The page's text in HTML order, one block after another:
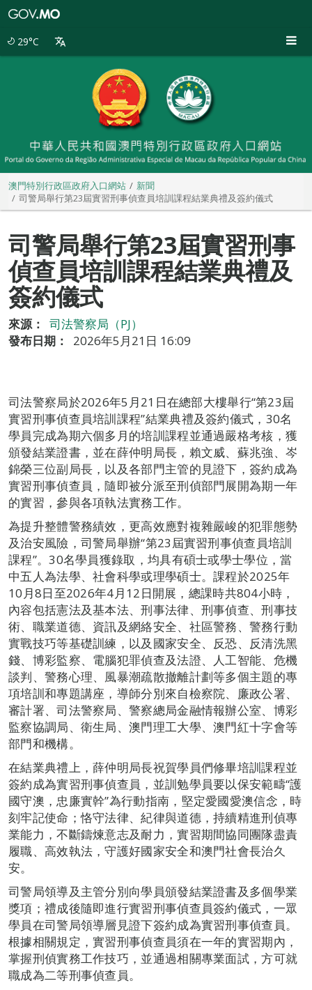
29°C
澳門特別行政區政府入口網站
新聞
司警局舉行第23屆實習刑事偵查員培訓課程結業典禮及簽約儀式
司警局舉行第23屆實習刑事
偵查員培訓課程結業典禮及
簽約儀式
來源：
司法警察局（PJ）
發布日期：
2026年5月21日 16:09
司法警察局於2026年5月21日在總部大樓舉行“第23屆
實習刑事偵查員培訓課程”結業典禮及簽約儀式，30名
學員完成為期六個多月的培訓課程並通過嚴格考核，獲
頒發結業證書，並在薛仲明局長，賴文威、蘇兆強、岑
錦榮三位副局長，以及各部門主管的見證下，簽約成為
實習刑事偵查員，隨即被分派至刑偵部門展開為期一年
的實習，參與各項執法實務工作。
為提升整體警務績效，更高效應對複雜嚴峻的犯罪態勢
及治安風險，司警局舉辦“第23屆實習刑事偵查員培訓
課程”。30名學員獲錄取，均具有碩士或學士學位，當
中五人為法學、社會科學或理學碩士。課程於2025年
10月8日至2026年4月12日開展，總課時共804小時，
內容包括憲法及基本法、刑事法律、刑事偵查、刑事技
術、職業道德、資訊及網絡安全、社區警務、警務行動
實戰技巧等基礎訓練，以及國家安全、反恐、反清洗黑
錢、博彩監察、電腦犯罪偵查及法證、人工智能、危機
談判、警務心理、風暴潮疏散撤離計劃等多個主題的專
項培訓和專題講座，導師分別來自檢察院、廉政公署、
審計署、司法警察局、警察總局金融情報辦公室、博彩
監察協調局、衛生局、澳門理工大學、澳門紅十字會等
部門和機構。
在結業典禮上，薛仲明局長祝賀學員們修畢培訓課程並
簽約成為實習刑事偵查員，並訓勉學員要以保安範疇“護
國守澳，忠廉實幹”為行動指南，堅定愛國愛澳信念，時
刻牢記使命；恪守法律、紀律與道德，持續精進刑偵專
業能力，不斷鑄煉意志及耐力，實習期間協同團隊盡責
履職、高效執法，守護好國家安全和澳門社會長治久
安。
司警局領導及主管分別向學員頒發結業證書及多個學業
獎項；禮成後隨即進行實習刑事偵查員簽約儀式，一眾
學員在司警局領導層見證下簽約成為實習刑事偵查員。
根據相關規定，實習刑事偵查員須在一年的實習期內，
掌握刑偵實務工作技巧，並通過相關專業面試，方可就
職成為二等刑事偵查員。